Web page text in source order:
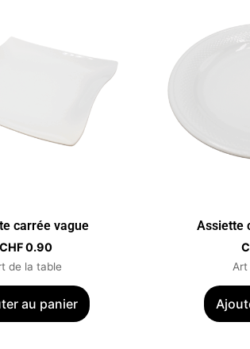
carrée vague
CHF0.90
de la table
au panier
Assiette
Art